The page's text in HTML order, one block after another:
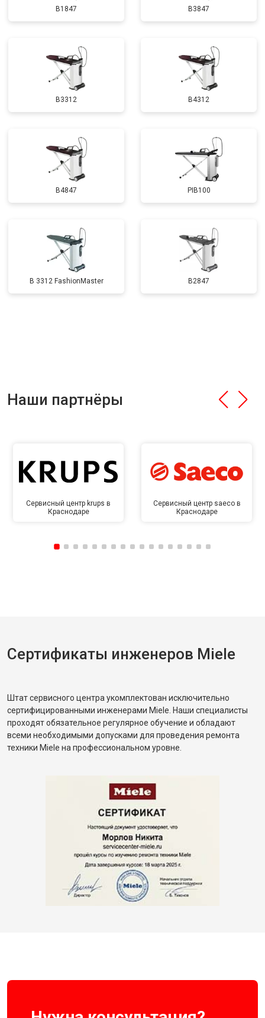
B1847 B3847
B3312 B4312
B4847 PIB100
B 3312 FashionMaster B2847
Наши партнёры
Сервисный центр krups в
Краснодаре
Сервисный центр saeco в
Краснодаре
Сертификаты инженеров Miele
Штат сервисного центра укомплектован исключительно
сертифицированными инженерами Miele. Наши специалисты
проходят обязательное регулярное обучение и обладают
всеми необходимыми допусками для проведения ремонта
техники Miele на профессиональном уровне.